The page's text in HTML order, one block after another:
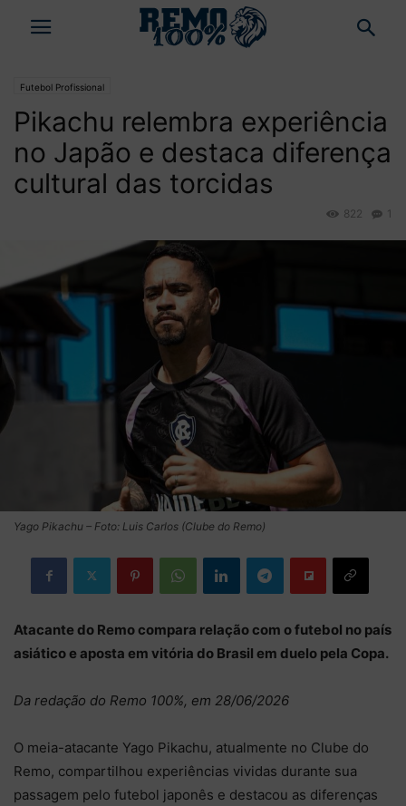
Futebol Profissional
Pikachu relembra experiência
no Japão e destaca diferença
cultural das torcidas
1
822
Yago Pikachu – Foto: Luis Carlos (Clube do Remo)
Atacante do Remo compara relação com o futebol no país
asiático e aposta em vitória do Brasil em duelo pela Copa.
Da redação do Remo 100%, em 28/06/2026
O meia-atacante Yago Pikachu, atualmente no Clube do
Remo, compartilhou experiências vividas durante sua
passagem pelo futebol japonês e destacou as diferenças